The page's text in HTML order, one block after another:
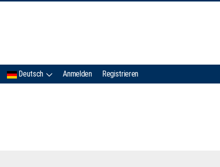
Deutsch Anmelden Registrieren